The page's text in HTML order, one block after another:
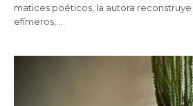
matices poéticos, la autora
efímeros,…